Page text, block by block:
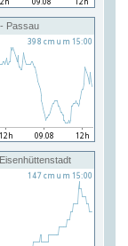
Passau